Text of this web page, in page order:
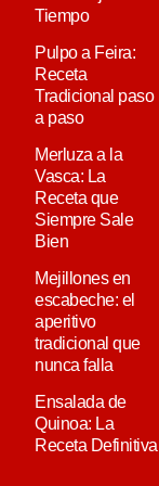
Tiempo
Pulpo a Feira:
Receta
Tradicional paso
a paso
Merluza a la
Vasca: La
Receta que
Siempre Sale
Bien
Mejillones en
escabeche: el
aperitivo
tradicional que
nunca falla
Ensalada de
Quinoa: La
Receta Definitiva